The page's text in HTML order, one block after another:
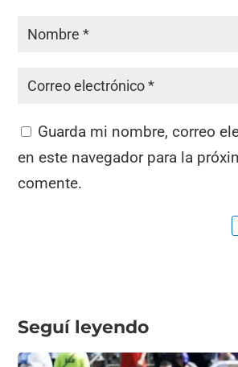
Guarda mi nombre, correo
en este navegador para la
comente.
Seguí leyendo